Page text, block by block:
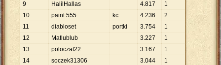
9
HalilHallas 4.817
1
10
paint 555 kc 4.236
2
11
diabloset portki 3.754
1
12
Matlublub 3.227
1
13
poloczat22 3.167
1
14
soczek31306 3.044
1